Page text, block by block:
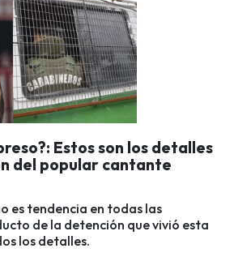
Estos son los detalles
del popular cantante
es tendencia en todas las
de la detención que vivió esta
los detalles.